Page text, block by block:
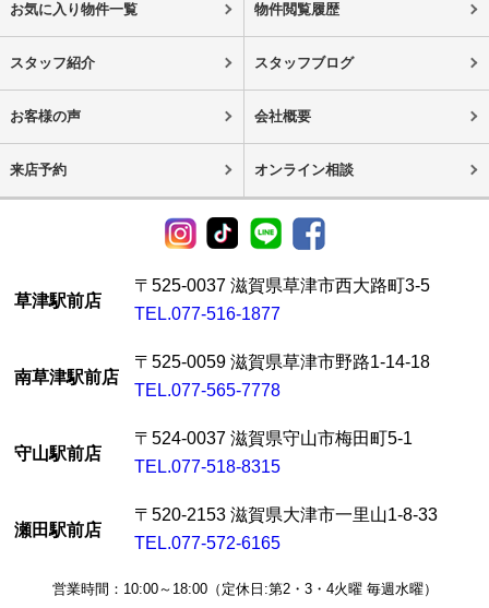
お気に入り物件一覧 物件閲覧履歴
スタッフ紹介 スタッフブログ
お客様の声 会社概要
来店予約 オンライン相談
草津駅前店
〒525-0037 滋賀県草津市西大路町3-5
TEL.077-516-1877
南草津駅前店
〒525-0059 滋賀県草津市野路1-14-18
TEL.077-565-7778
守山駅前店
〒524-0037 滋賀県守山市梅田町5-1
TEL.077-518-8315
瀬田駅前店
〒520-2153 滋賀県大津市一里山1-8-33
TEL.077-572-6165
営業時間：10:00～18:00（定休日:第2・3・4火曜 毎週水曜）